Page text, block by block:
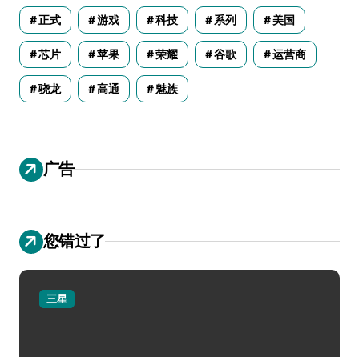
正式 游戏 科技 系列 美国
芯片 苹果 荣耀 谷歌 运营商
骁龙 高通 魅族
广告
您错过了
三星